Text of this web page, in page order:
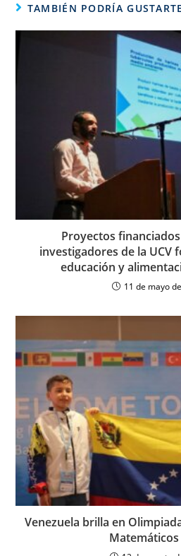
TAMBIÉN PODRÍA GUSTARTE
Proyectos
investigadores de la UCV
educación y
11 de mayo
Venezuela brilla en
Matemáticos